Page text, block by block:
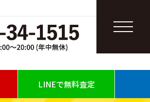
LINEで無料査定